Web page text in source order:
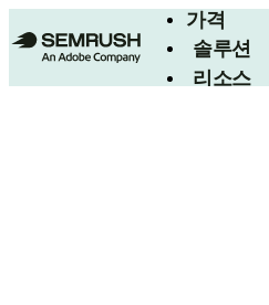
가격
솔루션
리소스